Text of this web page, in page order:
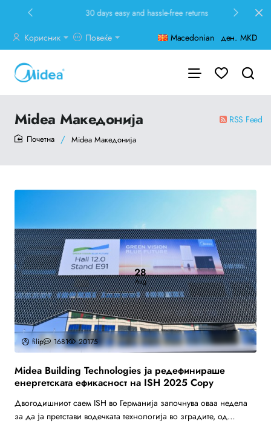
30 days easy and hassle-free returns
Корисник Повеќе Macedonian ден. MKD
Midea Македонија RSS Feed
Midea Македонија
28
Aug
filip 1681 20175
Midea Building Technologies ја редефинираше
енергетската ефикасност на ISH 2025 Copy
Двогодишниот саем ISH во Германија започнува оваа недела
за да ја претстави водечката технологија во зградите, од